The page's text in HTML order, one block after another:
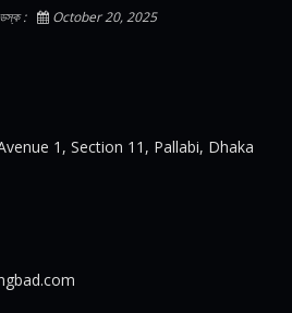
: October 20, 2025
1, Section 11, Pallabi, Dhaka